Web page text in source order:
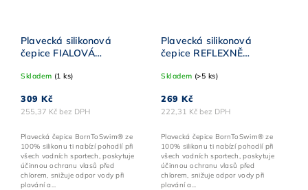
Plavecká silikonová
čepice FIALOVÁ
KRÉMOVO-BÍLÝM logem
Skladem (1 ks)
255,37 Kč bez DPH
309 Kč
Plavecká čepice BornToSwim® ze
100% silikonu ti nabízí pohodlí při
všech vodních sportech, poskytuje
účinnou ochranu vlasů před
chlorem, snižuje odpor vody při
plavání a...
Plavecká silikonová
čepice REFLEXNĚ
ČERNÉ logo
Skladem (>5 ks)
222,31 Kč bez DPH
269 Kč
Plavecká čepice BornToSwim® ze
100% silikonu ti nabízí pohodlí při
všech vodních sportech, poskytuje
účinnou ochranu vlasů před
chlorem, snižuje odpor vody při
plavání a...